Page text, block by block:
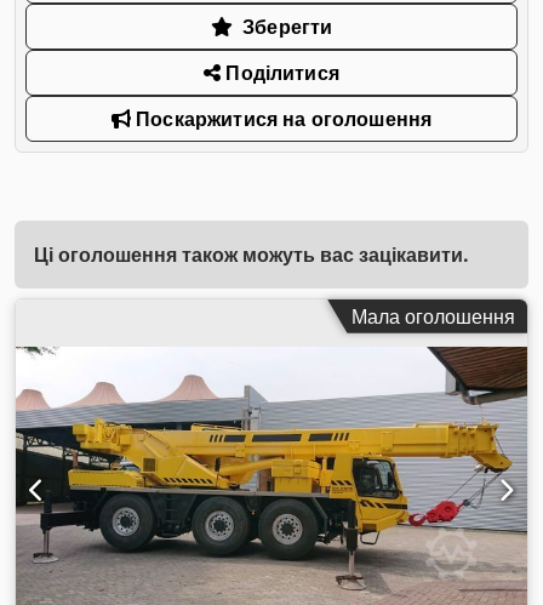
Зберегти
Поділитися
Поскаржитися на оголошення
Ці оголошення також можуть вас зацікавити.
Мала оголошення